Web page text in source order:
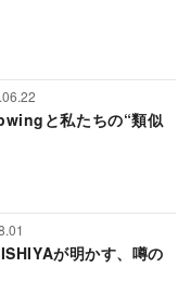
と私たちの“類似
が明かす、噂の